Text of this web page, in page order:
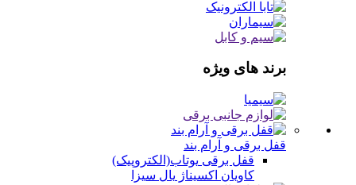
برند های ویژه
قفل برقی و آرام بند
قفل برقی یوتاب(الکتروپیک)
کاویان اکسیناژ یال سیزا